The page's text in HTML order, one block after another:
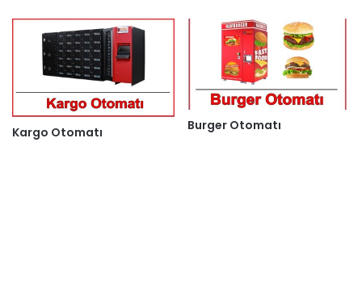
Kargo Otomatı Burger Otomatı